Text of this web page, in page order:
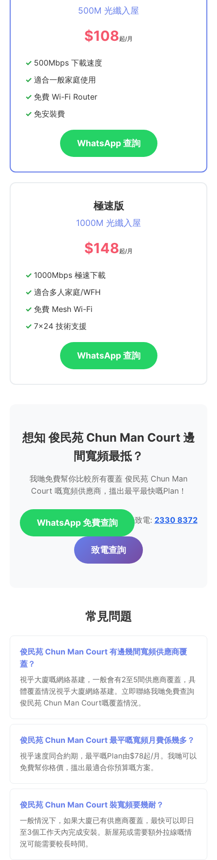
500M 光纖入屋
$108起/月
500Mbps 下載速度
適合一般家庭使用
免費 Wi-Fi Router
免安裝費
WhatsApp 查詢
極速版
1000M 光纖入屋
$148起/月
1000Mbps 極速下載
適合多人家庭/WFH
免費 Mesh Wi-Fi
7x24 技術支援
WhatsApp 查詢
想知 俊民苑 Chun Man Court 邊
間寬頻最抵？
我哋免費幫你比較所有覆蓋 俊民苑 Chun Man
Court 嘅寬頻供應商，搵出最平最快嘅Plan！
WhatsApp 免費查詢 致電: 2330 8372
致電查詢
常見問題
俊民苑 Chun Man Court 有邊幾間寬頻供應商覆
蓋？
視乎大廈嘅網絡基建，一般會有2至5間供應商覆蓋，具
體覆蓋情況視乎大廈網絡基建。立即聯絡我哋免費查詢
俊民苑 Chun Man Court嘅覆蓋情況。
俊民苑 Chun Man Court 最平嘅寬頻月費係幾多？
視乎速度同合約期，最平嘅Plan由$78起/月。我哋可以
免費幫你格價，搵出最適合你預算嘅方案。
俊民苑 Chun Man Court 裝寬頻要幾耐？
一般情況下，如果大廈已有供應商覆蓋，最快可以即日
至3個工作天內完成安裝。新屋苑或需要額外拉線嘅情
況可能需要較長時間。